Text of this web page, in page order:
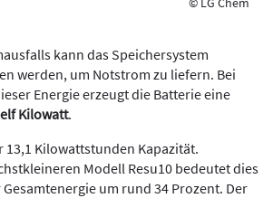
kann das Speichersystem
werden, um Notstrom zu liefern. Bei
Energie erzeugt die Batterie eine
Kilowatt.
13,1 Kilowattstunden Kapazität.
Modell Resu10 bedeutet dies
um rund 34 Prozent. Der